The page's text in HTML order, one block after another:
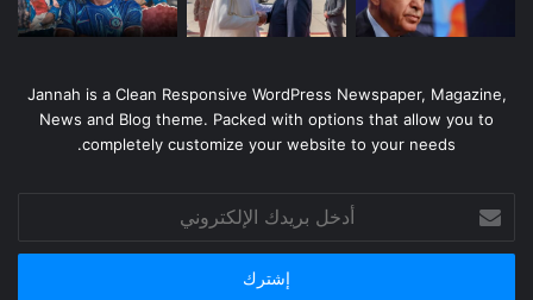
Jannah is a Clean Responsive WordPress Newspaper, Magazine,
News and Blog theme. Packed with options that allow you to
completely customize your website to your needs.
أدخل
بريدك
الإلكتروني